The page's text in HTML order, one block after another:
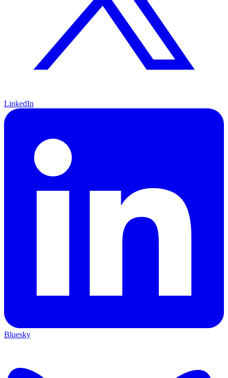
LinkedIn
Bluesky